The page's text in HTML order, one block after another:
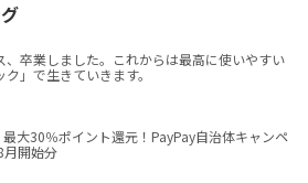
、卒業しました。これからは最高に使いやすい
ク」で生きていきます。
最大30％ポイント還元！PayPay自治体キャンペ
月開始分